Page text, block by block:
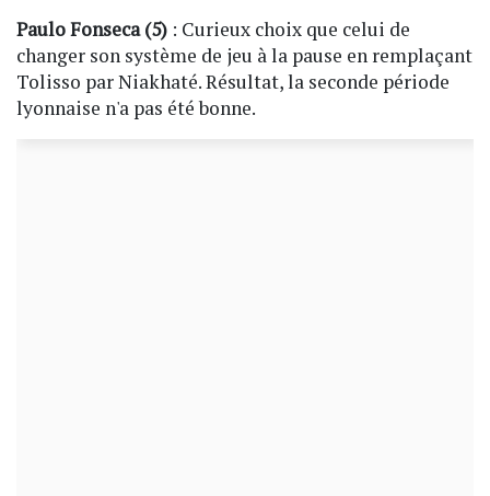
Paulo Fonseca (5) : Curieux choix que celui de
changer son système de jeu à la pause en remplaçant
Tolisso par Niakhaté. Résultat, la seconde période
lyonnaise n'a pas été bonne.